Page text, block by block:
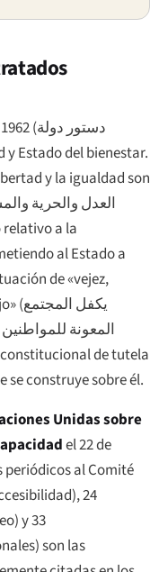
(دستور دولة
Estado del bienestar.
y la igualdad son
العدل والحرية
relativo a la
al Estado a
de «vejez,
(يكفل المجتمع
المعونة
de tutela
construye sobre él.
Unidas sobre
el 22 de
periódicos al Comité
24
y 33
son las